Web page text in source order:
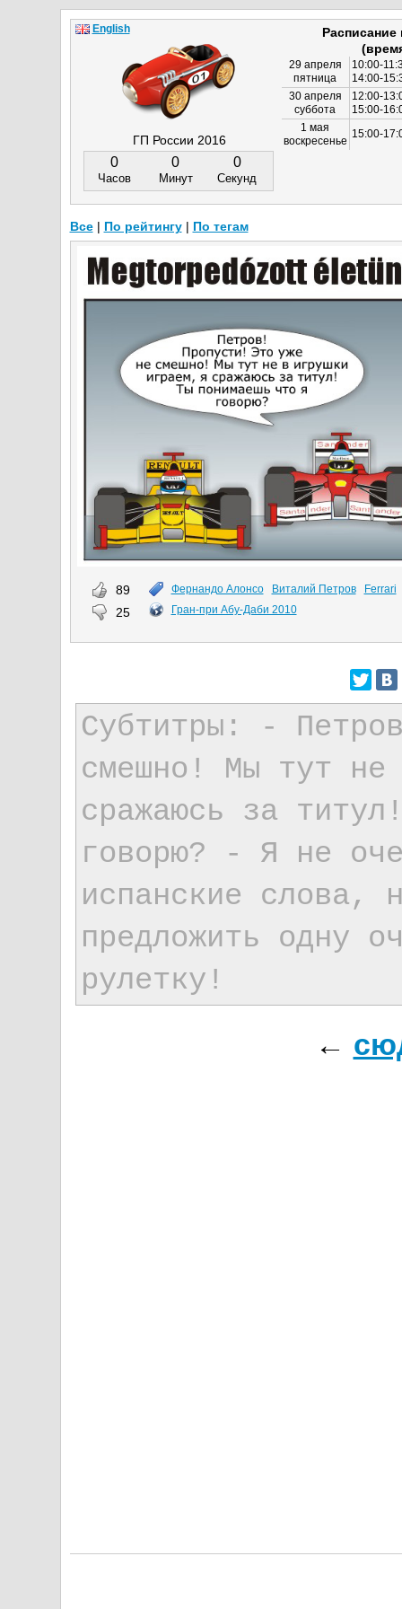
89
25
Фернандо Алонсо Виталий Петров
Ferrari
Гран-при Абу-Даби 2010
Субтитры: -
смешно! Мы тут не
сражаюсь за
говорю? - Я не
испанские слова,
предложить одну
рулетку!
←
ГП России 2016
0
Часов
0
Минут
0
Секунд
29 апреля
пятница
10:00-
14:00-
30 апреля
суббота
12:00-
15:00-
1 мая
воскресенье
15:00-
English
Все| По рейтингу| По тегам